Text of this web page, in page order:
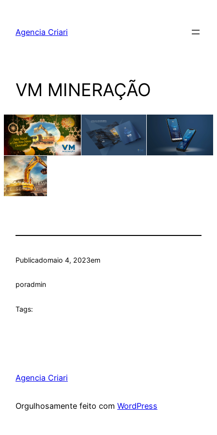
Agencia Criari
VM MINERAÇÃO
Publicadomaio 4, 2023em
poradmin
Tags:
Agencia Criari
Orgulhosamente feito com WordPress